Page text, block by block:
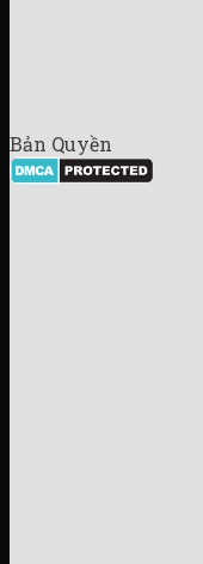
Bản Quyền